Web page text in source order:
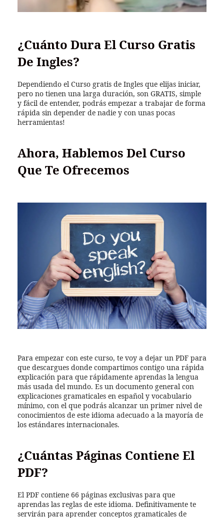
¿Cuánto Dura El Curso Gratis
De Ingles?
Dependiendo el Curso gratis de Ingles que elijas iniciar,
pero no tienen una larga duración, son GRATIS, simple
y fácil de entender, podrás empezar a trabajar de forma
rápida sin depender de nadie y con unas pocas
herramientas!
Ahora, Hablemos Del Curso
Que Te Ofrecemos
Para empezar con este curso, te voy a dejar un PDF para
que descargues donde compartimos contigo una rápida
explicación para que rápidamente aprendas la lengua
más usada del mundo. Es un documento general con
explicaciones gramaticales en español y vocabulario
mínimo, con el que podrás alcanzar un primer nivel de
conocimientos de este idioma adecuado a la mayoría de
los estándares internacionales.
¿Cuántas Páginas Contiene El
PDF?
El PDF contiene 66 páginas exclusivas para que
aprendas las reglas de este idioma. Definitivamente te
servirán para aprender conceptos gramaticales de